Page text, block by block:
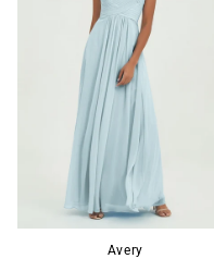
Avery